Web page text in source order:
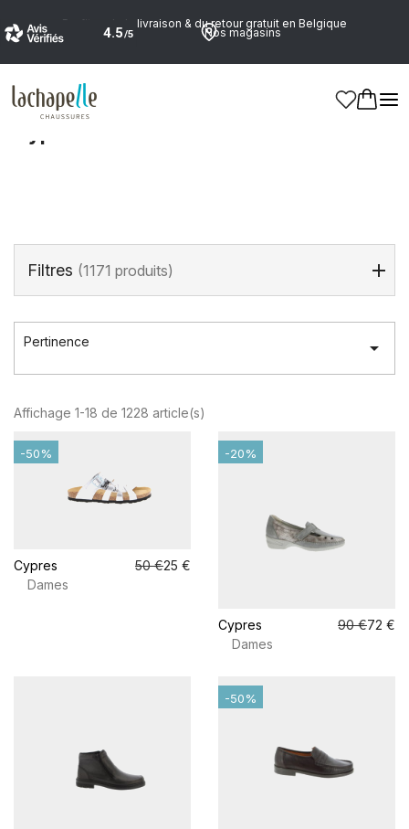
Profitez de la livraison & du retour gratuit en Belgique
Nos magasins
Accueil>Marques
Filtres (1171 produits)
Pertinence 
Affichage 1-18 de 1228 article(s)
Cypres 50 €25 €
Dames
-50%
Cypres 90 €72 €
Dames
-20%
-50%